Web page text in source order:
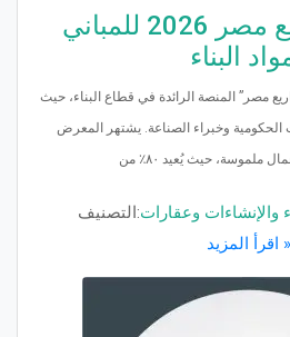
معرض مشاريع مصر 2026 للمباني
البناء
“مشاريع مصر” المنصة الرائدة في قطاع البناء، حيث
الحكومية وخبراء الصناعة. يشتهر المعرض
التصنيف:والإنشاءات وعقارات
اقرأ المزيد »